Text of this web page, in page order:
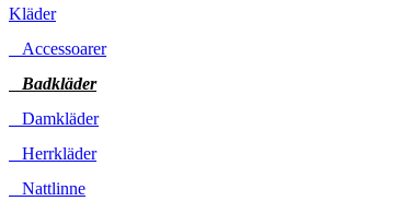
Kläder
Accessoarer
Badkläder
Damkläder
Herrkläder
Nattlinne